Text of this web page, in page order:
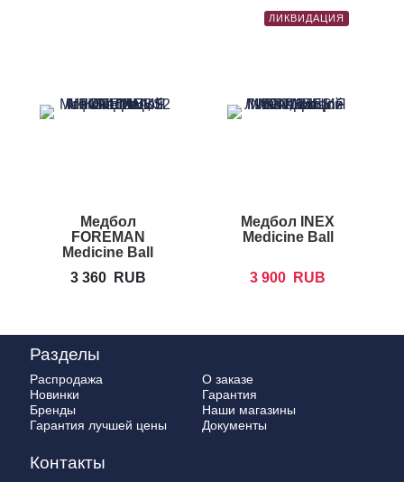
Медбол
FOREMAN
Medicine Ball
3 360
RUB
ЛИКВИДАЦИЯ
Медбол INEX
Medicine Ball
3 900 RUB
Разделы
Распродажа
Новинки
Бренды
Гарантия лучшей цены
О заказе
Гарантия
Наши магазины
Документы
Контакты